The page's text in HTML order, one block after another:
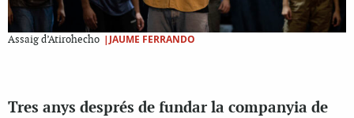
Assaig d’Atirohecho |JAUME FERRANDO
Tres anys després de fundar la companyia de